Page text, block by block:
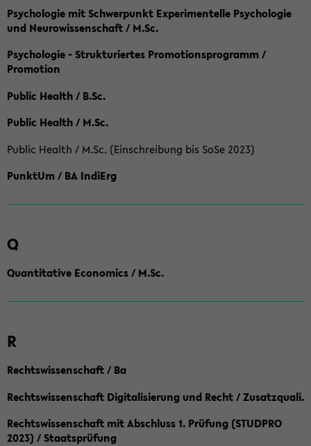
Psychologie mit Schwerpunkt Experimentelle Psychologie
und Neurowissenschaft / M.Sc.
Psychologie - Strukturiertes Promotionsprogramm /
Promotion
Public Health / B.Sc.
Public Health / M.Sc.
Public Health / M.Sc. (Einschreibung bis SoSe 2023)
PunktUm / BA IndiErg
Q
Quantitative Economics / M.Sc.
R
Rechtswissenschaft / Ba
Rechtswissenschaft Digitalisierung und Recht / Zusatzquali.
Rechtswissenschaft mit Abschluss 1. Prüfung (STUDPRO
2023) / Staatsprüfung